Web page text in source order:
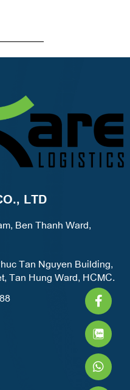
f
LTD
Ben Thanh Ward,
Tan Nguyen Building,
Tan Hung Ward, HCMC.